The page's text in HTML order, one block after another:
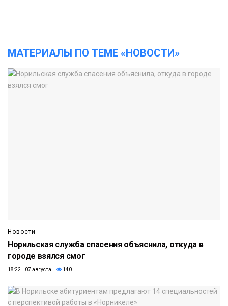
МАТЕРИАЛЫ ПО ТЕМЕ «НОВОСТИ»
Новости
Норильская служба спасения объяснила, откуда в
городе взялся смог
18:22 07 августа 140